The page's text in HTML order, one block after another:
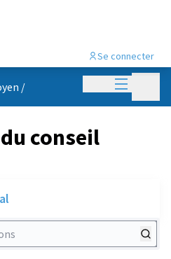
Menu
Se connecter
/
conseil